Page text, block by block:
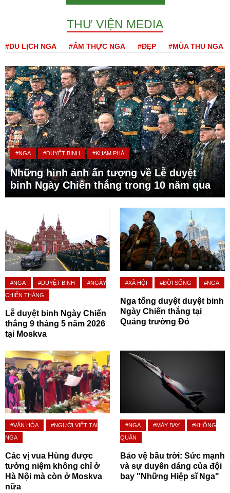
THƯ VIỆN MEDIA
#DU LỊCH NGA #ẨM THỰC NGA #ĐẸP #MÙA THU NGA
#NGA #DUYỆT BINH #KHÁM PHÁ
Những hình ảnh ấn tượng về Lễ duyệt
binh Ngày Chiến thắng trong 10 năm qua
#NGA #DUYỆT BINH
#NGÀY
CHIẾN THẮNG
Lễ duyệt binh Ngày Chiến
thắng 9 tháng 5 năm 2026
tại Moskva
#XÃ HỘI #ĐỜI SỐNG #NGA
Nga tổng duyệt duyệt binh
Ngày Chiến thắng tại
Quảng trường Đỏ
#VĂN HÓA
#NGƯỜI VIỆT TẠI
NGA
Các vị vua Hùng được
tưởng niệm không chỉ ở
Hà Nội mà còn ở Moskva
nữa
#NGA #MÁY BAY
#KHÔNG
QUÂN
Bảo vệ bầu trời: Sức mạnh
và sự duyên dáng của đội
bay "Những Hiệp sĩ Nga"